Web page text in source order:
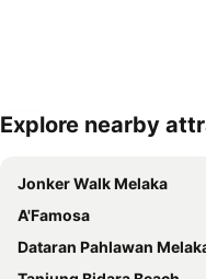
Kembangkan peta
Explore nearby
Jonker Walk Melaka
A'Famosa
Dataran Pahlawan Melaka